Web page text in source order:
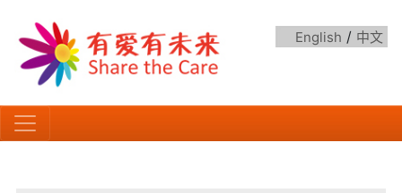
English / 中文